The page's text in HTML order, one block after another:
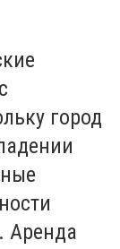
город
Аренда